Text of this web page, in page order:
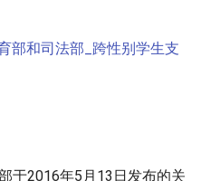
部和司法部_跨性别学生支
于2016年5月13日发布的关